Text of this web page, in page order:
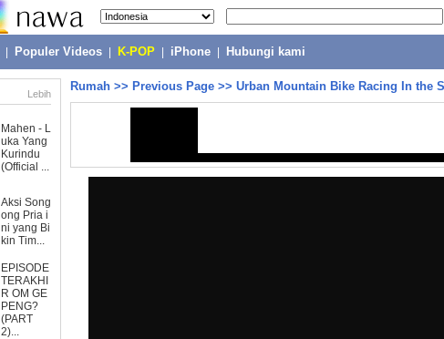
Populer Videos K-POP iPhone Hubungi kami
Lebih
Mahen - L
uka Yang
Kurindu
(Official ...
Aksi Song
ong Pria i
ni yang Bi
kin Tim...
EPISODE
TERAKHI
R OM GE
PENG?
(PART
2)...
Rumah >> Previous Page >> Urban Mountain Bike Racing In the